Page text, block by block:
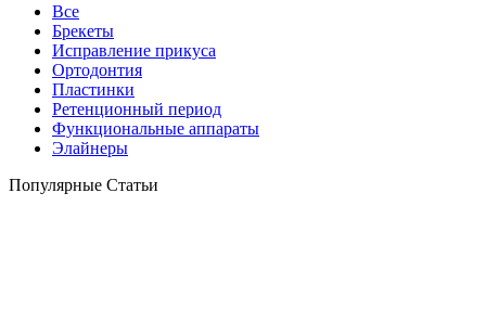
Все
Брекеты
Исправление прикуса
Ортодонтия
Пластинки
Ретенционный период
Функциональные аппараты
Элайнеры
Популярные Статьи